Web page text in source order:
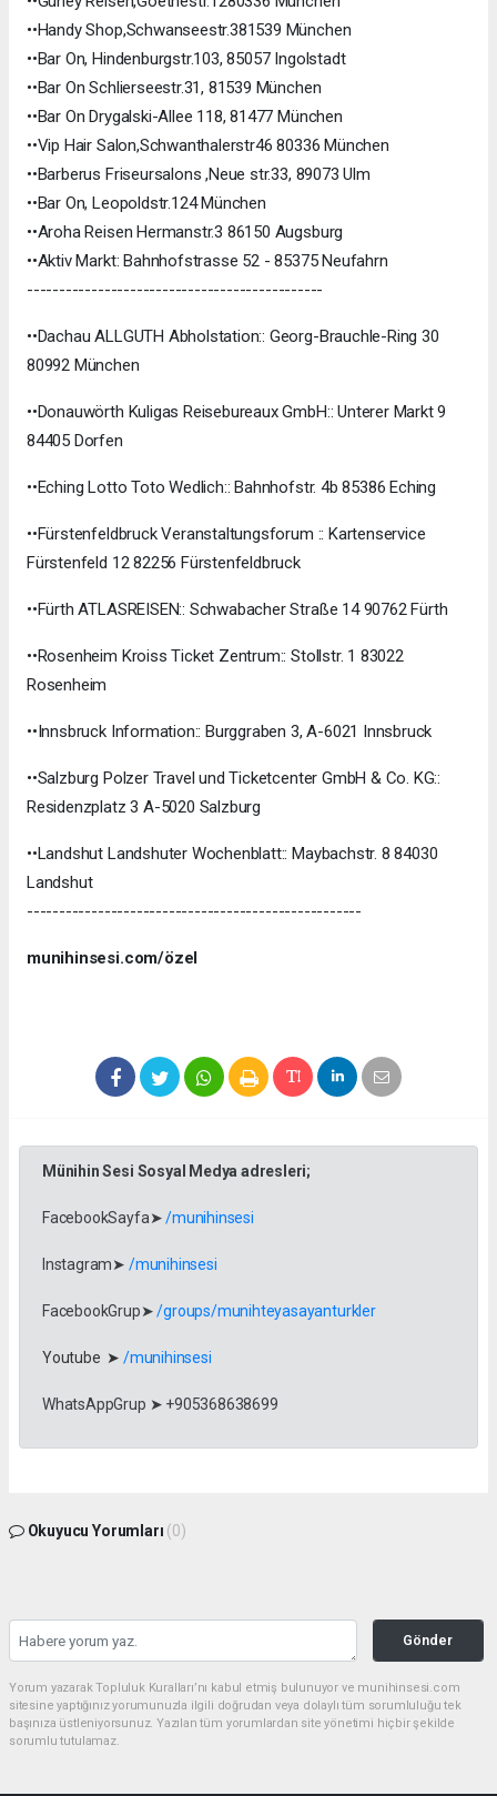
••Handy Shop,Schwanseestr.381539 München
••Bar On, Hindenburgstr.103, 85057 Ingolstadt
••Bar On Schlierseestr.31, 81539 München
••Bar On Drygalski-Allee 118, 81477 München
••Vip Hair Salon,Schwanthalerstr46 80336 München
••Barberus Friseursalons ,Neue str.33, 89073 Ulm
••Bar On, Leopoldstr.124 München
••Aroha Reisen Hermanstr.3 86150 Augsburg
••Aktiv Markt: Bahnhofstrasse 52 - 85375 Neufahrn
----------------------------------------------
••Dachau ALLGUTH Abholstation:: Georg-Brauchle-Ring 30
80992 München
••Donauwörth Kuligas Reisebureaux GmbH:: Unterer Markt 9
84405 Dorfen
••Eching Lotto Toto Wedlich:: Bahnhofstr. 4b 85386 Eching
••Fürstenfeldbruck Veranstaltungsforum :: Kartenservice
Fürstenfeld 12 82256 Fürstenfeldbruck
••Fürth ATLASREISEN:: Schwabacher Straße 14 90762 Fürth
••Rosenheim Kroiss Ticket Zentrum:: Stollstr. 1 83022
Rosenheim
••Innsbruck Information:: Burggraben 3, A-6021 Innsbruck
••Salzburg Polzer Travel und Ticketcenter GmbH & Co. KG::
Residenzplatz 3 A-5020 Salzburg
••Landshut Landshuter Wochenblatt:: Maybachstr. 8 84030
Landshut
----------------------------------------------------
munihinsesi.com/özel
Münihin Sesi Sosyal Medya adresleri;
FacebookSayfa➤/munihinsesi
Instagram➤ /munihinsesi
FacebookGrup➤/groups/munihteyasayanturkler
Youtube ➤ /munihinsesi
WhatsAppGrup ➤ +905368638699
Okuyucu Yorumları (0)
Gönder
Yorum yazarak Topluluk Kuralları’nı kabul etmiş bulunuyor ve munihinsesi.com
sitesine yaptığınız yorumunuzla ilgili doğrudan veya dolaylı tüm sorumluluğu tek
başınıza üstleniyorsunuz. Yazılan tüm yorumlardan site yönetimi hiçbir şekilde
sorumlu tutulamaz.